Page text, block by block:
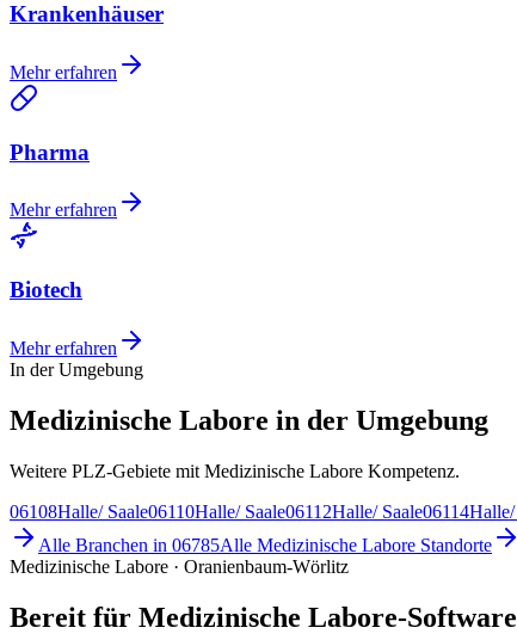
Krankenhäuser
Mehr erfahren
Pharma
Mehr erfahren
Biotech
Mehr erfahren
In der Umgebung
Medizinische Labore in der Umgebung
Weitere PLZ-Gebiete mit Medizinische Labore Kompetenz.
06108Halle/ Saale06110Halle/ Saale06112Halle/ Saale06114Halle/
Alle Branchen in 06785Alle Medizinische Labore Standorte
Medizinische Labore · Oranienbaum-Wörlitz
Bereit für Medizinische Labore-